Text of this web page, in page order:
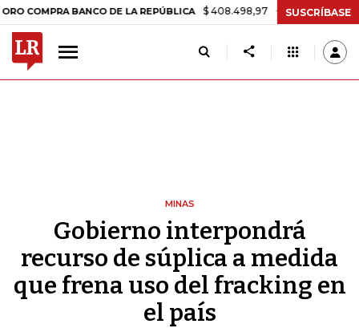
BANCO DE LA REPÚBLICA $ 408.498,97 +$ 8.753,81 +2,19%
SUSCRÍBASE
MINAS
Gobierno interpondrá
recurso de súplica a medida
que frena uso del fracking en
el país